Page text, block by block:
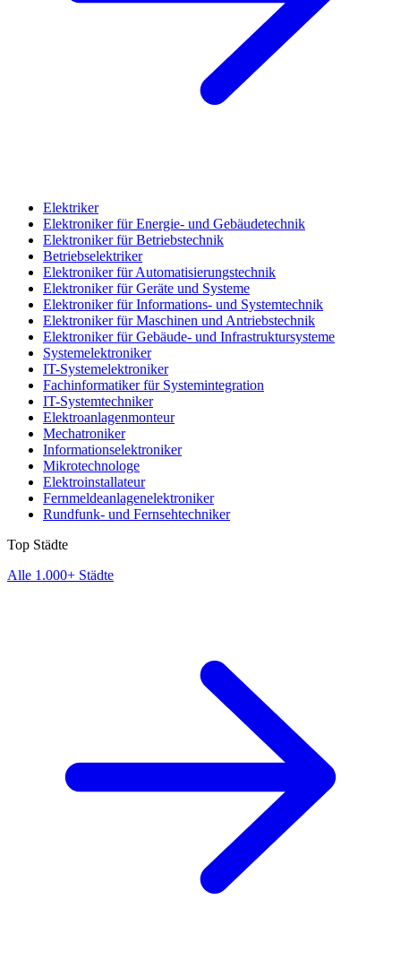
Elektriker
Elektroniker für Energie- und Gebäudetechnik
Elektroniker für Betriebstechnik
Betriebselektriker
Elektroniker für Automatisierungstechnik
Elektroniker für Geräte und Systeme
Elektroniker für Informations- und Systemtechnik
Elektroniker für Maschinen und Antriebstechnik
Elektroniker für Gebäude- und Infrastruktursysteme
Systemelektroniker
IT-Systemelektroniker
Fachinformatiker für Systemintegration
IT-Systemtechniker
Elektroanlagenmonteur
Mechatroniker
Informationselektroniker
Mikrotechnologe
Elektroinstallateur
Fernmeldeanlagenelektroniker
Rundfunk- und Fernsehtechniker
Top Städte
Alle 1.000+ Städte